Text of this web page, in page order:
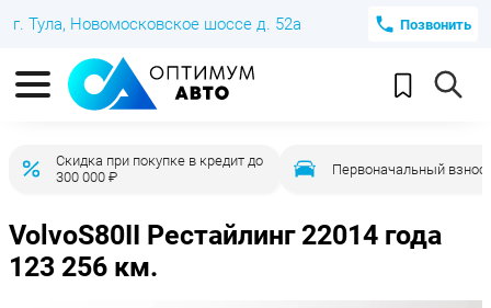
г. Тула, Новомосковское шоссе д. 52а Позвонить
Скидка при покупке в кредит до
300 000 ₽
Первоначальный взнос
VolvoS80II Рестайлинг 22014 года
123 256 км.